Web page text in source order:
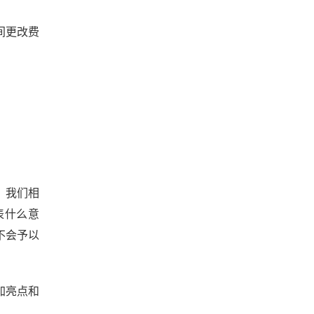
更改费
我们相
什么意
会予以
亮点和